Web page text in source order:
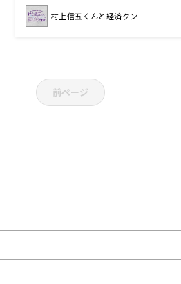
録」の模様をお届け！『村上
経済クン』
村上信五くんと経済クン
前ページ